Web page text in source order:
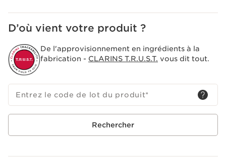
D’où vient votre produit ?
De l'approvisionnement en ingrédients à la
fabrication - CLARINS T.R.U.S.T. vous dit tout.
Entrez le code de lot du produit*
Rechercher